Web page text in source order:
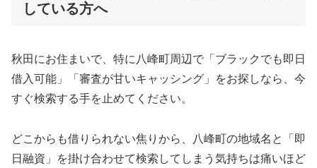
している方へ
秋田にお住まいで、特に八峰町周辺で「ブラックでも即日
借入可能」「審査が甘いキャッシング」をお探しなら、今
すぐ検索する手を止めてください。
どこからも借りられない焦りから、八峰町の地域名と「即
日融資」を掛け合わせて検索してしまう気持ちは痛いほど